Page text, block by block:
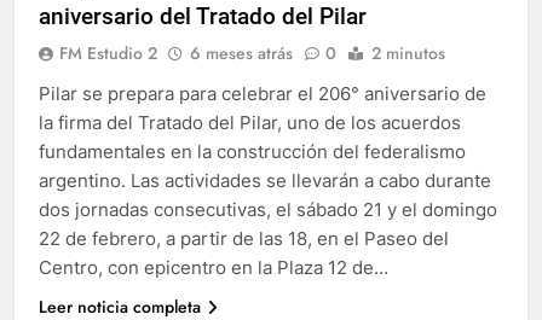
aniversario del Tratado del Pilar
FM Estudio 2 6 meses atrás 0 2 minutos
Pilar se prepara para celebrar el 206° aniversario de
la firma del Tratado del Pilar, uno de los acuerdos
fundamentales en la construcción del federalismo
argentino. Las actividades se llevarán a cabo durante
dos jornadas consecutivas, el sábado 21 y el domingo
22 de febrero, a partir de las 18, en el Paseo del
Centro, con epicentro en la Plaza 12 de…
Leer noticia completa